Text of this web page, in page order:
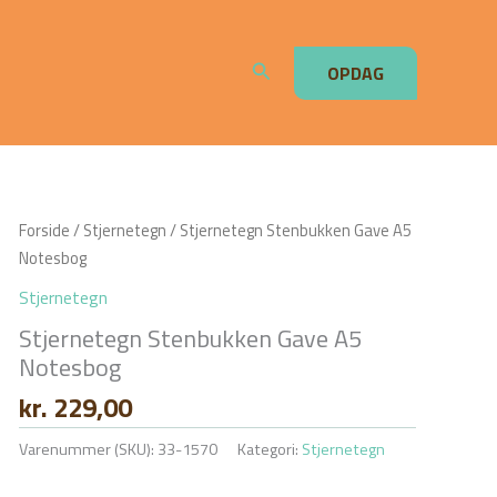
Søg OPDAG
Forside/Stjernetegn/ Stjernetegn Stenbukken Gave A5
Notesbog
Stjernetegn
Stjernetegn Stenbukken Gave A5
Notesbog
kr. 229,00
Varenummer (SKU): 33-1570 Kategori: Stjernetegn